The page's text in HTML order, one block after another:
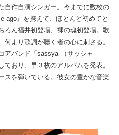
自作自演シンガー。今までに数枚の
ago』を携えて、ほとんど初めてと
ろん福井初登場、裸の魂初登場。歌
より歌詞が聴く者の心に刺さる。
アバンド「sassya-（サッシャ
おり、早３枚のアルバムを発表。
スを弾いている。彼女の豊かな音楽